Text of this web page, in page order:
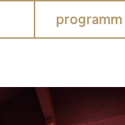
programm